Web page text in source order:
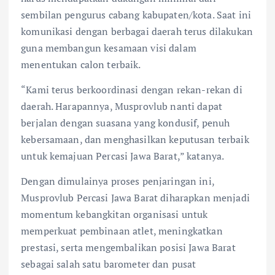
sembilan pengurus cabang kabupaten/kota. Saat ini
komunikasi dengan berbagai daerah terus dilakukan
guna membangun kesamaan visi dalam
menentukan calon terbaik.
“Kami terus berkoordinasi dengan rekan-rekan di
daerah. Harapannya, Musprovlub nanti dapat
berjalan dengan suasana yang kondusif, penuh
kebersamaan, dan menghasilkan keputusan terbaik
untuk kemajuan Percasi Jawa Barat,” katanya.
Dengan dimulainya proses penjaringan ini,
Musprovlub Percasi Jawa Barat diharapkan menjadi
momentum kebangkitan organisasi untuk
memperkuat pembinaan atlet, meningkatkan
prestasi, serta mengembalikan posisi Jawa Barat
sebagai salah satu barometer dan pusat